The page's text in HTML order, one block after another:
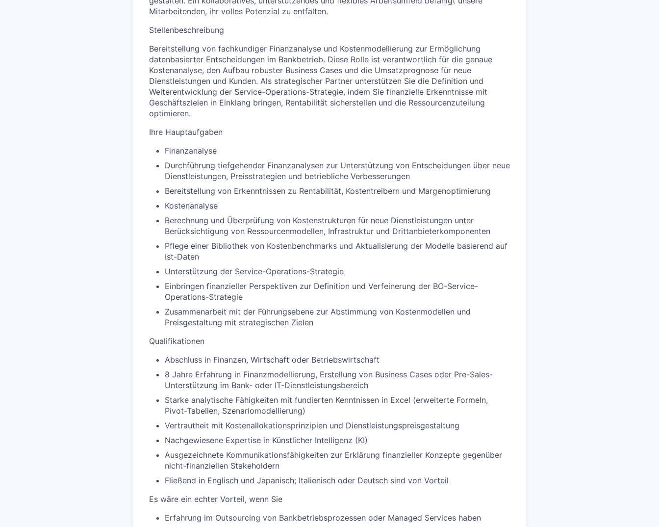
Mitarbeitenden, ihr volles Potenzial zu entfalten.
Stellenbeschreibung
Bereitstellung von fachkundiger Finanzanalyse und Kostenmodellierung zur Ermöglichung
datenbasierter Entscheidungen im Bankbetrieb. Diese Rolle ist verantwortlich für die genaue
Kostenanalyse, den Aufbau robuster Business Cases und die Umsatzprognose für neue
Dienstleistungen und Kunden. Als strategischer Partner unterstützen Sie die Definition und
Weiterentwicklung der Service-Operations-Strategie, indem Sie finanzielle Erkenntnisse mit
Geschäftszielen in Einklang bringen, Rentabilität sicherstellen und die Ressourcenzuteilung
optimieren.
Ihre Hauptaufgaben
Finanzanalyse
Durchführung tiefgehender Finanzanalysen zur Unterstützung von Entscheidungen über neue
Dienstleistungen, Preisstrategien und betriebliche Verbesserungen
Bereitstellung von Erkenntnissen zu Rentabilität, Kostentreibern und Margenoptimierung
Kostenanalyse
Berechnung und Überprüfung von Kostenstrukturen für neue Dienstleistungen unter
Berücksichtigung von Ressourcenmodellen, Infrastruktur und Drittanbieterkomponenten
Pflege einer Bibliothek von Kostenbenchmarks und Aktualisierung der Modelle basierend auf
Ist-Daten
Unterstützung der Service-Operations-Strategie
Einbringen finanzieller Perspektiven zur Definition und Verfeinerung der BO-Service-
Operations-Strategie
Zusammenarbeit mit der Führungsebene zur Abstimmung von Kostenmodellen und
Preisgestaltung mit strategischen Zielen
Qualifikationen
Abschluss in Finanzen, Wirtschaft oder Betriebswirtschaft
8 Jahre Erfahrung in Finanzmodellierung, Erstellung von Business Cases oder Pre-Sales-
Unterstützung im Bank- oder IT-Dienstleistungsbereich
Starke analytische Fähigkeiten mit fundierten Kenntnissen in Excel (erweiterte Formeln,
Pivot-Tabellen, Szenariomodellierung)
Vertrautheit mit Kostenallokationsprinzipien und Dienstleistungspreisgestaltung
Nachgewiesene Expertise in Künstlicher Intelligenz (KI)
Ausgezeichnete Kommunikationsfähigkeiten zur Erklärung finanzieller Konzepte gegenüber
nicht-finanziellen Stakeholdern
Fließend in Englisch und Japanisch; Italienisch oder Deutsch sind von Vorteil
Es wäre ein echter Vorteil, wenn Sie
Erfahrung im Outsourcing von Bankbetriebsprozessen oder Managed Services haben